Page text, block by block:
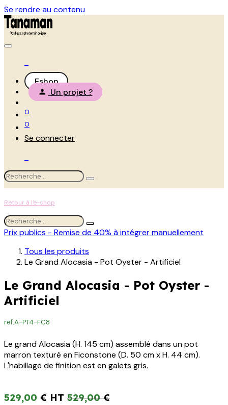
Se rendre au contenu
Eshop
Un projet ?
0
0
Se connecter
Retour à l'e-shop
Prix publics - Remise de 40% à intégrer manuellement
Tous les produits
Le Grand Alocasia - Pot Oyster - Artificiel
Le Grand Alocasia - Pot Oyster -
Artificiel
ref.A-PT4-FC8
Le grand Alocasia (H. 145 cm) assemblé dans un pot
marron texturé en Ficonstone (D. 50 cm x H. 44 cm).
L'habillage de finition est en galets gris.
529,00 € 529,00€